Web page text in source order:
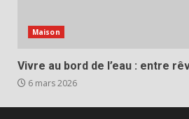
Maison
Vivre au bord de l’eau : entre
6 mars 2026